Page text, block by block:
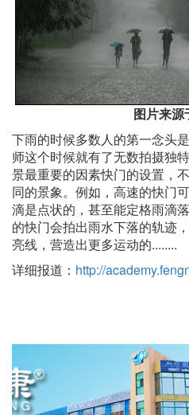
图片来源
下雨的时候多数人的第一念头
师这个时候就有了无数拍摄独
景最重要的因素快门的设置，
同的景象。例如，高速的快门
滴是点状的，甚至能定格雨滴
的快门会拍出雨水下落的轨迹
亮线，营造出更多运动的........
详细报道： http://